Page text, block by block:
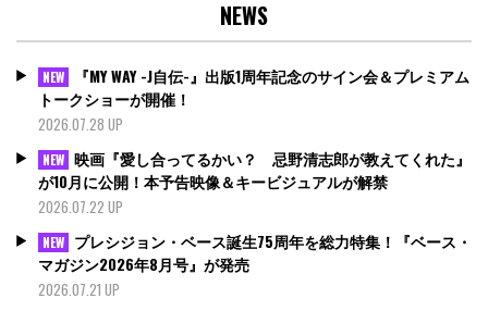
NEWS
NEW
『MY WAY -J自伝-』出版1周年記念のサイン会＆プレミアム
トークショーが開催！
2026.07.28 UP
NEW 映画『愛し合ってるかい？ 忌野清志郎が教えてくれた』
が10月に公開！本予告映像＆キービジュアルが解禁
2026.07.22 UP
NEW プレシジョン・ベース誕生75周年を総力特集！『ベース・
マガジン2026年8月号』が発売
2026.07.21 UP